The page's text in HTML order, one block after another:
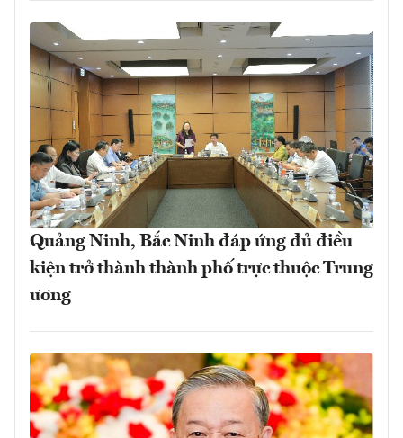
Quảng Ninh, Bắc Ninh đáp ứng đủ điều
kiện trở thành thành phố trực thuộc Trung
ương